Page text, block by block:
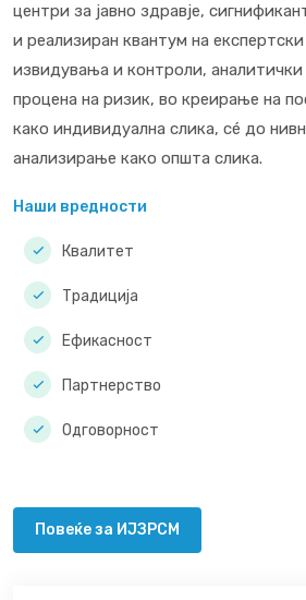
центри за јавно здравје,
и реализиран квантум на
извидувања и контроли,
процена на ризик, во креирање на
како индивидуална слика, сé до
анализирање како општа слика.
Наши вредности
Квалитет
Традиција
Ефикасност
Партнерство
Одговорност
Повеќе за ИЈЗРСМ